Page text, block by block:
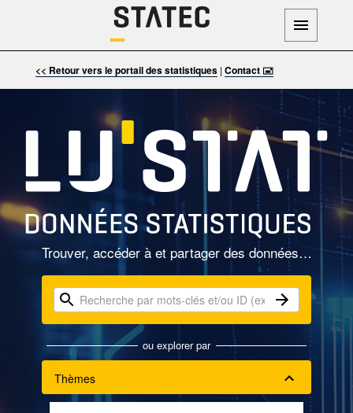
<< Retour vers le portail des statistiques| Contact 🖃
Trouver, accéder à et partager des données…
ou explorer par
Thèmes